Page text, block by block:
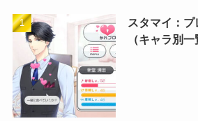
スタマイ：
（キャラ別一